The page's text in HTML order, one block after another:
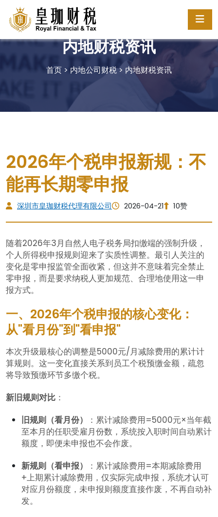
内地财税资讯
首页 > 内地公司财税> 内地财税资讯
2026年个税申报新规：不
能再长期零申报
深圳市皇珈财税代理有限公司 2026-04-21 10赞
随着2026年3月自然人电子税务局扣缴端的强制升级，
个人所得税申报规则迎来了实质性调整。最引人关注的
变化是零申报监管全面收紧，但这并不意味着完全禁止
零申报，而是要求纳税人更加规范、合理地使用这一申
报方式。
一、2026年个税申报的核心变化：
从"看月份"到"看申报"
本次升级最核心的调整是5000元/月减除费用的累计计
算规则。这一变化直接关系到员工个税预缴金额，疏忽
将导致预缴环节多缴个税。
新旧规则对比 ：
旧规则（看月份）
：累计减除费用=5000元×当年截
至本月的任职受雇月份数，系统按入职时间自动累计
额度，即便未申报也不会作废。
新规则（看申报）
：累计减除费用=本期减除费用
+上期累计减除费用，仅实际完成申报，系统才认可
对应月份额度，未申报则额度直接作废，不再自动补
发。